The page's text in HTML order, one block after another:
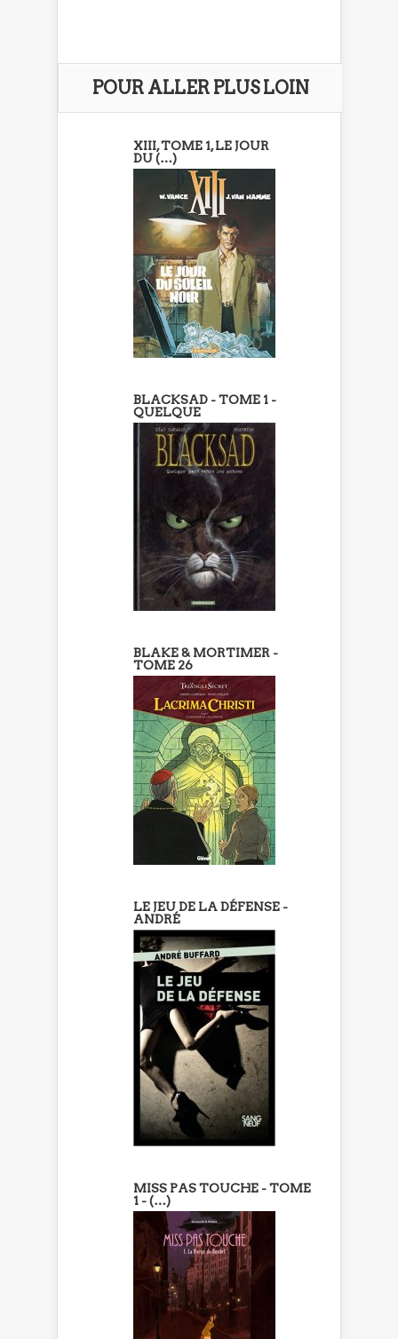
POUR ALLER PLUS LOIN
XIII, TOME 1, LE JOUR
DU (…)
BLACKSAD - TOME 1 -
QUELQUE
BLAKE & MORTIMER -
TOME 26
LE JEU DE LA DÉFENSE -
ANDRÉ
MISS PAS TOUCHE - TOME
1 - (…)